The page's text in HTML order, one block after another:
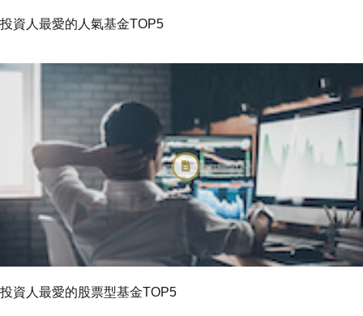
投資人最愛的人氣基金TOP5
投資人最愛的股票型基金TOP5